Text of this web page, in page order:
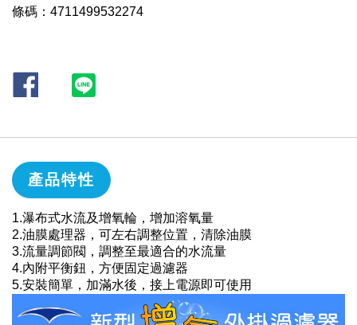
條碼：4711499532274
產品特性
1.瀑布式水流及增氧輪，增加溶氧量
2.油膜處理器，可左右調整位置，清除油膜
3.流量調節閥，調整至最適合的水流量
4.內附平衡鈕，方便固定過濾器
5.安裝簡單，加滿水後，接上電源即可使用